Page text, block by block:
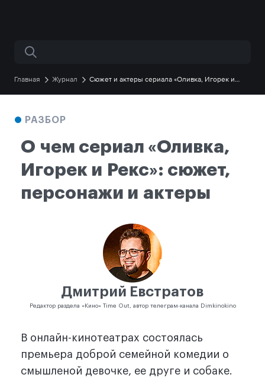
Поиск по сайту
Главная Журнал
Сюжет и актеры сериала «Оливка, Игорек и
РАЗБОР
О чем сериал «Оливка,
Игорек и Рекс»: сюжет,
персонажи и актеры
Дмитрий Евстратов
Редактор раздела «Кино» Time Out, автор телеграм-канала Dimkinokino
В онлайн-кинотеатрах состоялась
премьера доброй семейной комедии о
смышленой девочке, ее друге и собаке.